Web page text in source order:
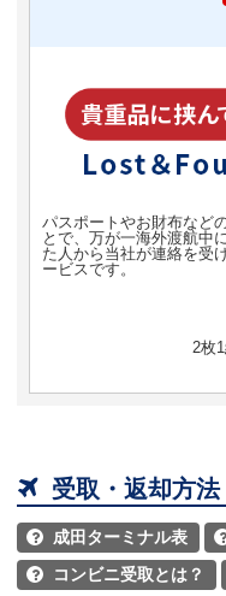
パスポートやお財布など
とで、万が一海外渡航中
た人から当社が連絡を受
ービスです。
2枚
 受取・返却方法
 成田ターミナル表 
 コンビニ受取とは？